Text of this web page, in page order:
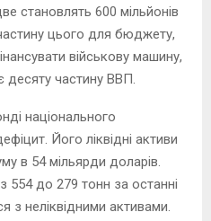
становлять 600 мільйонів
цього для бюджету,
військову машину,
десяту частину ВВП.
національного
Його ліквідні активи
в 54 мільярди доларів.
554 до 279 тонн за останні
з неліквідними активами.